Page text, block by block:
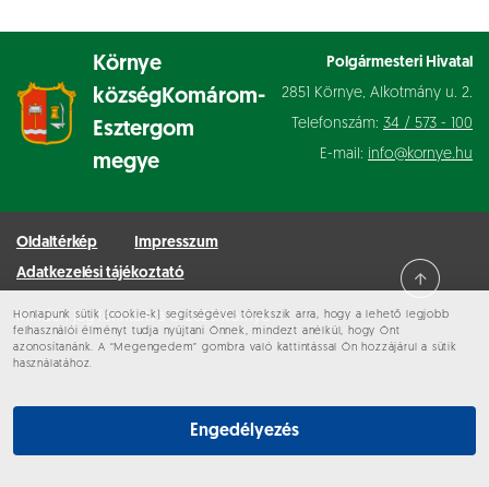
Honlapunk sütik (cookie-k) segítségével törekszik arra, hogy a lehető legjobb
felhasználói élményt tudja nyújtani Önnek, mindezt anélkül, hogy Önt
azonosítanánk. A “Megengedem” gombra való kattintással Ön hozzájárul a sütik
használatához.
Engedélyezés
Környe
községKomárom-
Esztergom
megye
Polgármesteri Hivatal
2851 Környe, Alkotmány u. 2.
Telefonszám: 34 / 573 - 100
E-mail: info@kornye.hu
Oldaltérkép
Impresszum
Adatkezelési tájékoztató
Minden jog fenntartva © 2026 Környe